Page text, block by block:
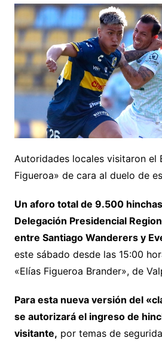
Autoridades locales visitaron el
Figueroa» de cara al duelo de
Un aforo total de 9.500
Delegación Presidencial
entre Santiago Wanderers y
este sábado desde las 15:00
«Elías Figueroa Brander», de
Para esta nueva versión del
se autorizará el ingreso de
visitante, por temas de